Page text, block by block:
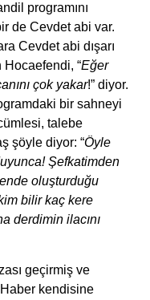
programını
de Cevdet abi var.
Cevdet abi dışarı
Hocaefendi, “Eğer
çok yakar!” diyor.
bir sahneyi
talebe
şöyle diyor: “Öyle
Şefkatimden
oluşturduğu
bilir kaç kere
derdimin ilacını
geçirmiş ve
Haber kendisine